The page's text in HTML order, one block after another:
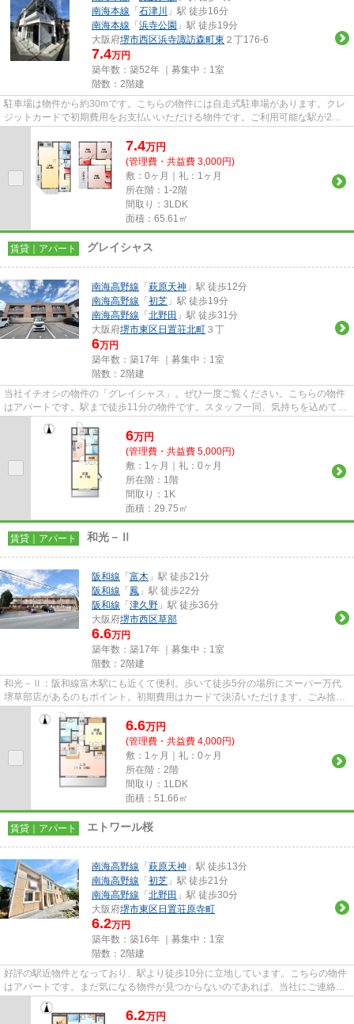
南海本線 「 石津川
」駅 徒歩16分
南海本線 「 浜寺公園 」駅 徒歩19分
大阪府堺市西区浜寺諏訪森町東 ２丁176-6
7.4万円
築年数：築52年 ｜募集中： 1室
階数：2階建
駐車場は物件から約30mです。こちらの物件には自走式駐車場があります。クレ
ジットカードで初期費用をお支払いいただける物件です。ご利用可能な駅が2つ
7.4万円
(管理費・共益費 3,000円)
敷：0ヶ月｜礼：1ヶ月
所在階：1-2階
間取り：3LDK
面積：65.61㎡
賃貸｜アパート グレイシャス
南海高野線 「 萩原天神 」駅 徒歩12分
南海高野線 「 初芝 」駅 徒歩19分
南海高野線 「 北野田 」駅 徒歩31分
大阪府堺市東区 日置荘北町 ３丁
6万円
築年数：築17年 ｜募集中： 1室
階数：2階建
当社イチオシの物件の「グレイシャス」。ぜひ一度ご覧ください。こちらの物件
はアパートです。駅まで徒歩11分の物件です。スタッフ一同、気持ちを込めてお
客様の物件探しのお手伝いを...
6万円
(管理費・共益費 5,000円)
敷：1ヶ月｜礼：0ヶ月
所在階：1階
間取り：1K
面積：29.75㎡
賃貸｜アパート 和光－Ⅱ
阪和線 「 富木 」駅 徒歩21分
阪和線 「 鳳 」駅 徒歩22分
阪和線 「 津久野 」駅 徒歩36分
大阪府堺市西区草部
6.6万円
築年数：築17年 ｜募集中： 1室
階数：2階建
和光－Ⅱ：阪和線富木駅にも近くて便利。歩いて徒歩5分の場所にスーパー万代
堺草部店があるのもポイント。初期費用はカードで決済いただけます。ごみ捨て
の煩わしさを軽減するのが、敷...
6.6万円
(管理費・共益費 4,000円)
敷：1ヶ月｜礼：0ヶ月
所在階：2階
間取り：1LDK
面積：51.66㎡
賃貸｜アパート エトワール桜
南海高野線 「 萩原天神 」駅 徒歩13分
南海高野線 「 初芝 」駅 徒歩21分
南海高野線 「 北野田 」駅 徒歩30分
大阪府堺市東区 日置荘原寺町
6.2万円
築年数：築16年 ｜募集中： 1室
階数：2階建
好評の駅近物件となっており、駅より徒歩10分に立地しています。こちらの物件
はアパートです。まだ気になる物件が見つからないのであれば、当社にご連絡く
ださい！豊富な賃貸物件を取...
6.2万円